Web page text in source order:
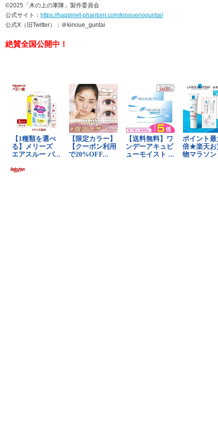
©️2025「木の上の軍隊」製作委員会
公式サイト： https://happinet-phantom.com/kinouenoguntai/
公式X（旧Twitter）：＠kinoue_guntai
絶賛全国公開中！